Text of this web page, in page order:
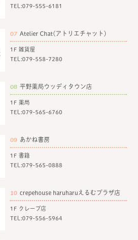
TEL:079-555-6181
07 Atelier Chat(アトリエチャット)
1F 雑貨屋
TEL:079-558-7280
08 平野薬局ウッディタウン店
1F 薬局
TEL:079-565-6760
09 あかね書房
1F 書籍
TEL:079-565-0888
10 crepehouse haruharuえるむプラザ店
1F クレープ店
TEL:079-556-5964